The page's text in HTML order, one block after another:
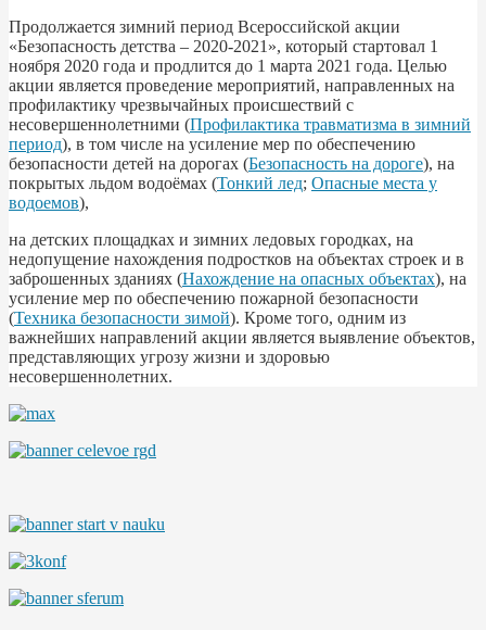
Продолжается зимний период Всероссийской акции
«Безопасность детства – 2020-2021», который стартовал 1
ноября 2020 года и продлится до 1 марта 2021 года. Целью
акции является проведение мероприятий, направленных на
профилактику чрезвычайных происшествий с
несовершеннолетними (Профилактика травматизма в зимний
период), в том числе на усиление мер по обеспечению
безопасности детей на дорогах (Безопасность на дороге), на
покрытых льдом водоёмах (Тонкий лед; Опасные места у
водоемов),
на детских площадках и зимних ледовых городках, на
недопущение нахождения подростков на объектах строек и в
заброшенных зданиях (Нахождение на опасных объектах), на
усиление мер по обеспечению пожарной безопасности
(Техника безопасности зимой). Кроме того, одним из
важнейших направлений акции является выявление объектов,
представляющих угрозу жизни и здоровью
несовершеннолетних.